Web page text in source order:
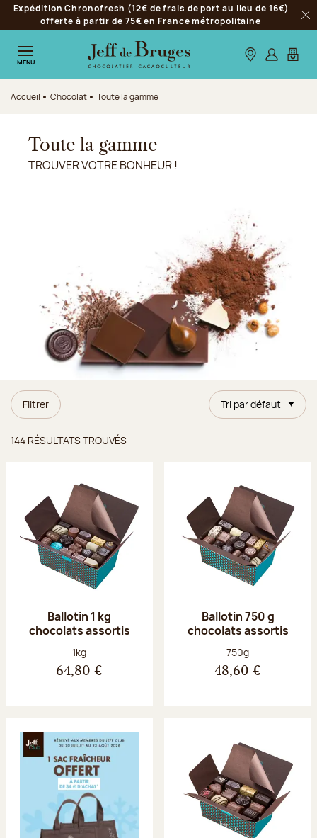
Aller à la navigation
Aller au contenu principal
Aller au pied de page
Expédition Chronofresh (12€ de frais de port au lieu de 16€)
offerte à partir de 75€ en France métropolitaine
MENU Nos boutiques
S’identifier
Mon
Accueil Chocolat Toute la gamme
Toute la gamme
TROUVER VOTRE BONHEUR !
Filtrer Tri par défaut
144 RÉSULTATS TROUVÉS
Ballotin 1 kg
chocolats assortis
Poids net :
1kg
64,80 €
Ballotin 750 g
chocolats assortis
Poids net :
750g
48,60 €